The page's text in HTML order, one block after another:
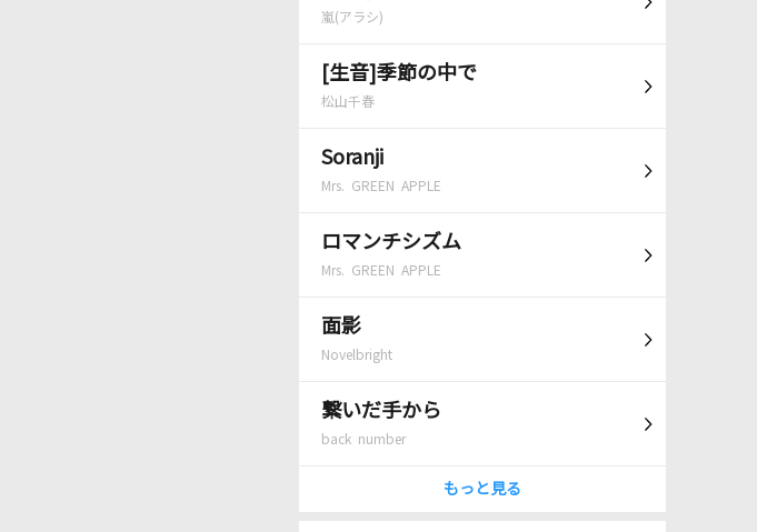
嵐(アラシ)
[生音]季節の中で
松山千春
Soranji
Mrs. GREEN APPLE
ロマンチシズム
Mrs. GREEN APPLE
面影
Novelbright
繋いだ手から
back number
もっと見る